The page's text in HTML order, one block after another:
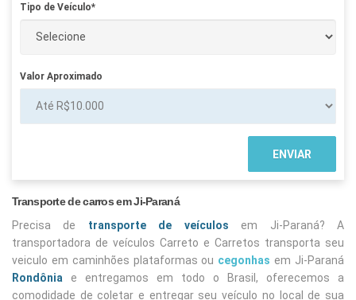
Tipo de Veículo*
Valor Aproximado
Transporte de carros em Ji-Paraná
Precisa de transporte de veículos em Ji-Paraná? A
transportadora de veículos Carreto e Carretos transporta seu
veiculo em caminhões plataformas ou cegonhas em Ji-Paraná
Rondônia e entregamos em todo o Brasil, oferecemos a
comodidade de coletar e entregar seu veículo no local de sua